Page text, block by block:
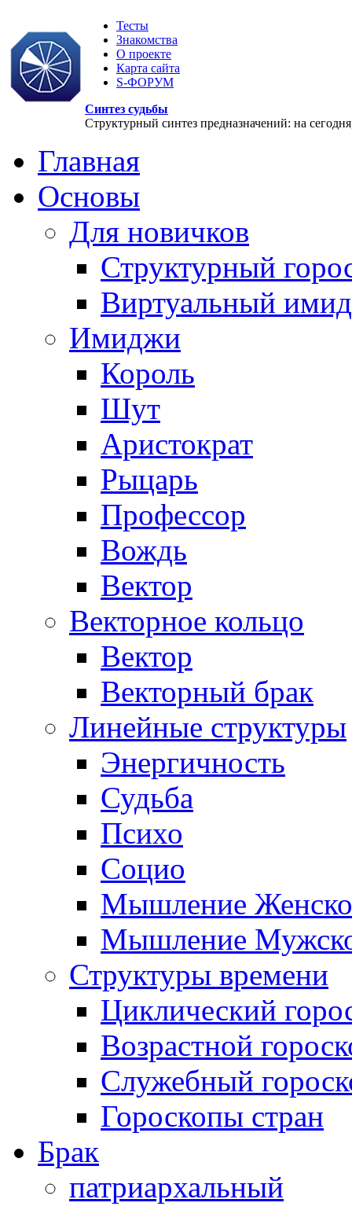
Тесты
Знакомства
О проекте
Карта сайта
S-ФОРУМ
Синтез судьбы
Структурный синтез предназначений: на
Главная
Основы
Для новичков
Структурный
Виртуальный
Имиджи
Король
Шут
Аристократ
Рыцарь
Профессор
Вождь
Вектор
Векторное кольцо
Вектор
Векторный брак
Линейные структуры
Энергичность
Судьба
Психо
Социо
Мышление
Мышление
Структуры времени
Циклический
Возрастной
Служебный
Гороскопы стран
Брак
патриархальный